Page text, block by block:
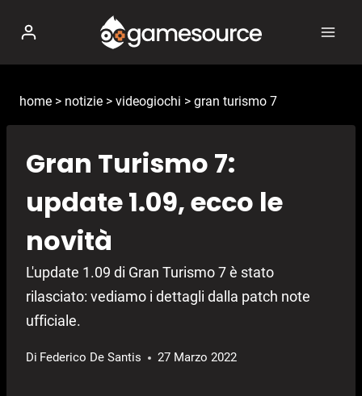
contenuto
home > notizie > videogiochi > gran turismo 7
Gran Turismo 7:
update 1.09, ecco le
novità
L'update 1.09 di Gran Turismo 7 è stato
rilasciato: vediamo i dettagli dalla patch note
ufficiale.
Di Federico De Santis 27 Marzo 2022